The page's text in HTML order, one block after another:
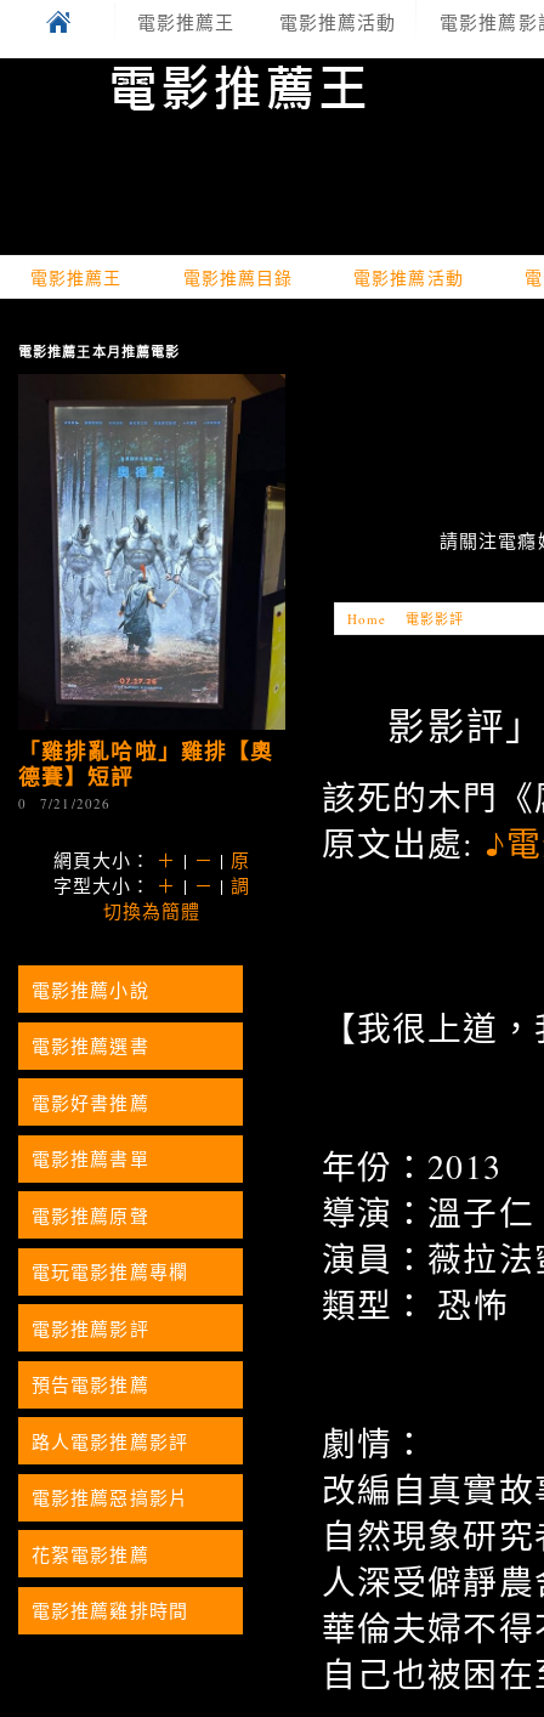
電影推薦王 電影推薦活動 電影推薦影
電影推薦王 電影推薦目錄 電影推薦活動
請關注電
Home 電影影評
影影評
該死的木門
原文出處: ♪
【我很上道
年份：2013
導演：溫子仁
演員：薇拉
類型： 恐怖
劇情：
改編自真實
自然現象研
人深受僻靜
華倫夫婦不
自己也被困
電影推薦王本月推薦電影
「雞排亂哈啦」雞排【奧
德賽】短評
0 7/21/2026
網頁大小： ＋ | － | 原
字型大小： ＋ | － |調
切換為簡體
電影推薦小說
電影推薦選書
電影好書推薦
電影推薦書單
電影推薦原聲
電玩電影推薦專欄
電影推薦影評
預告電影推薦
路人電影推薦影評
電影推薦惡搞影片
花絮電影推薦
電影推薦雞排時間